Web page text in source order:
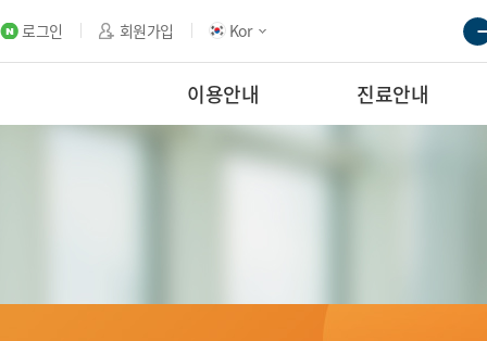
로그인 회원가입 Kor
이용안내 진료안내